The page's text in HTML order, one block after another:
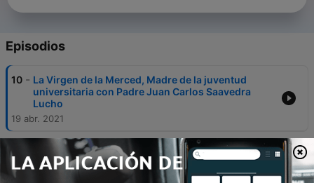
Episodios
10 - La Virgen de la Merced, Madre de la juventud
universitaria con Padre Juan Carlos Saavedra
Lucho
19 abr. 2021
La cultura del Writing, una expresión del imaginario
con P. Juan Carlos Saavedra Lucho - Maestro
Orden Mercedaria